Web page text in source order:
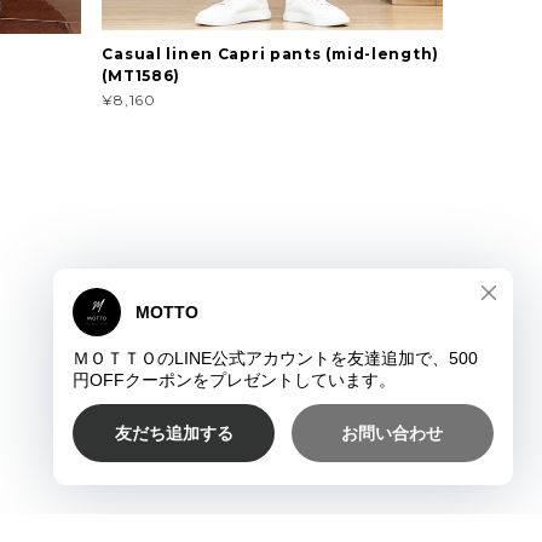
Casual linen Capri pants (mid-length)
(MT1586)
¥8,160